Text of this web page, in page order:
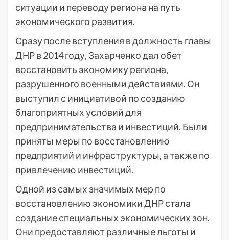
ситуации и переводу региона на путь
экономического развития.
Сразу после вступления в должность главы
ДНР в 2014 году, Захарченко дал обет
восстановить экономику региона,
разрушенного военными действиями. Он
выступил с инициативой по созданию
благоприятных условий для
предпринимательства и инвестиций. Были
приняты меры по восстановлению
предприятий и инфраструктуры, а также по
привлечению инвестиций.
Одной из самых значимых мер по
восстановлению экономики ДНР стала
создание специальных экономических зон.
Они предоставляют различные льготы и